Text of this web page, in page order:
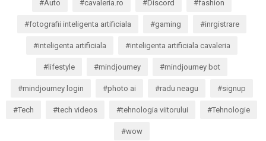
Auto cavaleria.ro Discord fashion
fotografii inteligenta artificiala gaming inrgistrare
inteligenta artificiala inteligenta artificiala cavaleria
lifestyle mindjourney mindjourney bot
mindjourney login photo ai radu neagu signup
Tech tech videos tehnologia viitorului Tehnologie
wow